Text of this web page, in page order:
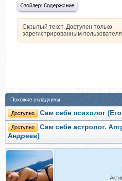
Спойлер: Содержание
Скрытый текст. Доступен только
зарегистрированным
Похожие складчины
Доступно Сам себе психолог
Доступно
Сам себе астролог.
Андреев)